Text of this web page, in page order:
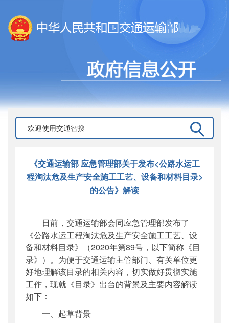
《交通运输部 应急管理部关于发布<公路水运工
程淘汰危及生产安全施工工艺、设备和材料目录>
的公告》解读
日前，交通运输部会同应急管理部发布了
《公路水运工程淘汰危及生产安全施工工艺、设
备和材料目录》（2020年第89号，以下简称《目
录》）。为便于交通运输主管部门、有关单位更
好地理解该目录的相关内容，切实做好贯彻实施
工作，现就《目录》出台的背景及主要内容解读
如下：
一、起草背景